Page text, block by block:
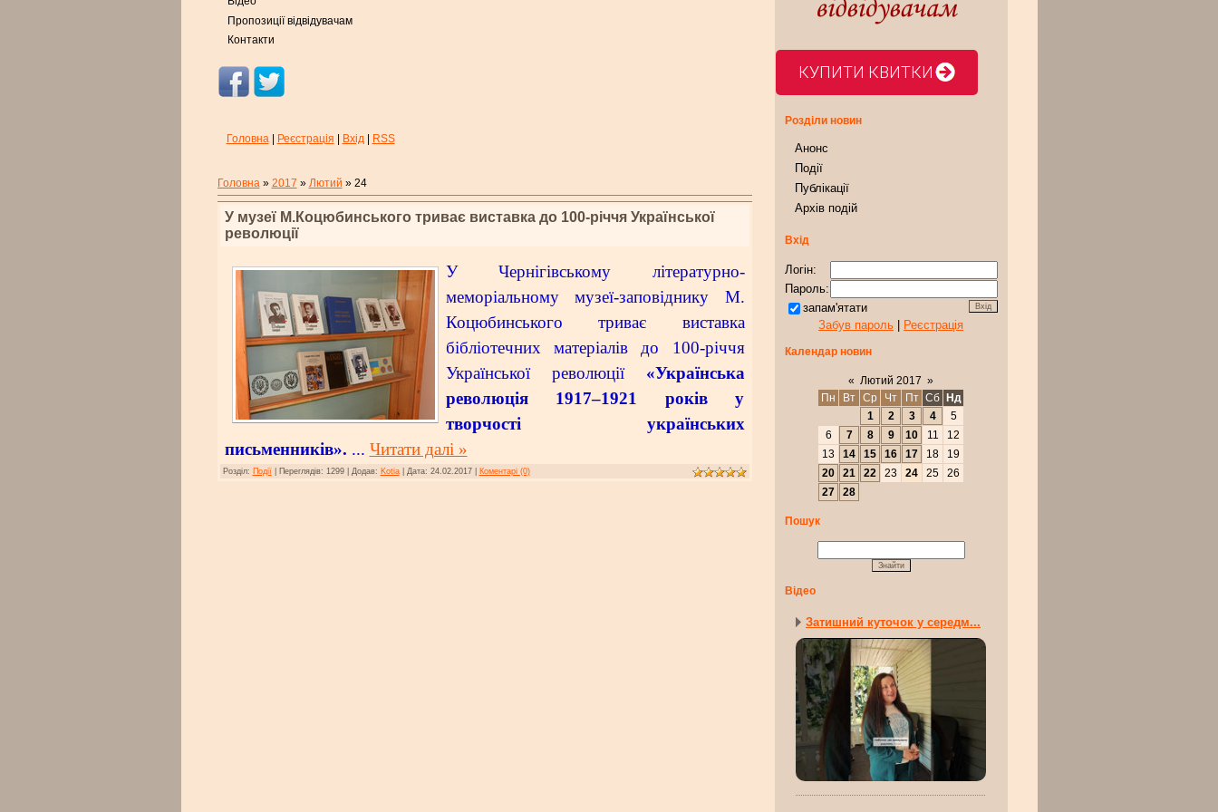
Пропозиції відвідувачам
Контакти
Головна| Реєстрація Вхід| RSS
Головна» 2017 » Лютий » 24
У музеї М.Коцюбинського триває виставка до 100-річчя Української
революції
У Чернігівському літературно-
меморіальному музеї-заповіднику М.
Коцюбинського триває виставка
бібліотечних матеріалів до 100-річчя
Української революції «Українська
революція 1917–1921 років у
творчості українських
письменників». ... Читати далі »
Розділ: Події| Переглядів: 1299| Додав: Kotia| Дата: 24.02.2017 Коментарі (0)
КУПИТИ КВИТКИ
Розділи новин
Анонс
Події
Публікації
Архів подій
Вхід
Логін:
Пароль:
запам'ятати
Забув пароль
Реєстрація
Календар новин
« Лютий 2017 »
Пн
Вт Ср Чт Пт Сб
Нд
1
2 3 4
5
6
7 8 9 10 11
12
13
14 15 16 17 18
19
20
21 22 23 24 25
26
27
28
Пошук
Відео
Затишний куточок у середм...